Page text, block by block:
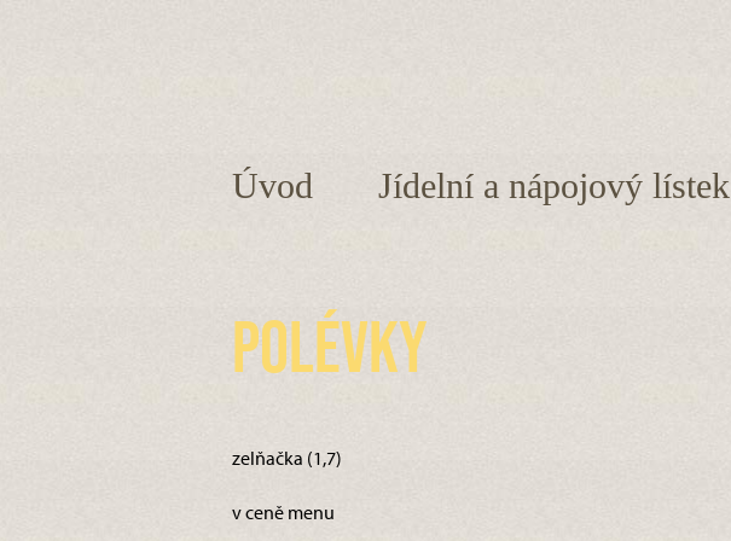
Úvod Jídelní a nápojový lístek
Polévky
zelňačka (1,7)
v ceně menu